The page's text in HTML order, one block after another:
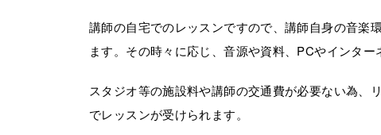
講師の自宅でのレッスンですので、講師自身の音楽
ます。その時々に応じ、音源や資料、PCやインタ
スタジオ等の施設料や講師の交通費が必要ない為、
でレッスンが受けられます。